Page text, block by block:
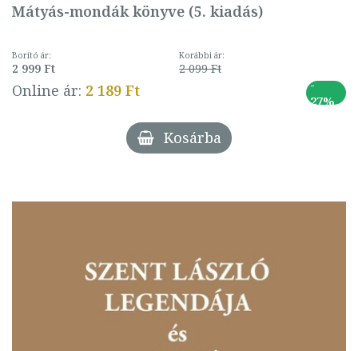
Mátyás-mondák könyve (5. kiadás)
Borító ár:
2 999 Ft
Korábbi ár:
2 099 Ft
Online ár: 2 189 Ft
-
27%
Kosárba